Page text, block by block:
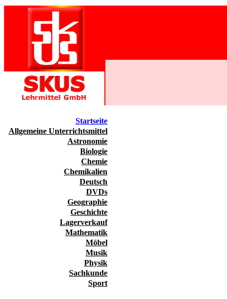
Startseite
Allgemeine Unterrichtsmittel
Astronomie
Biologie
Chemie
Chemikalien
Deutsch
DVDs
Geographie
Geschichte
Lagerverkauf
Mathematik
Möbel
Musik
Physik
Sachkunde
Sport